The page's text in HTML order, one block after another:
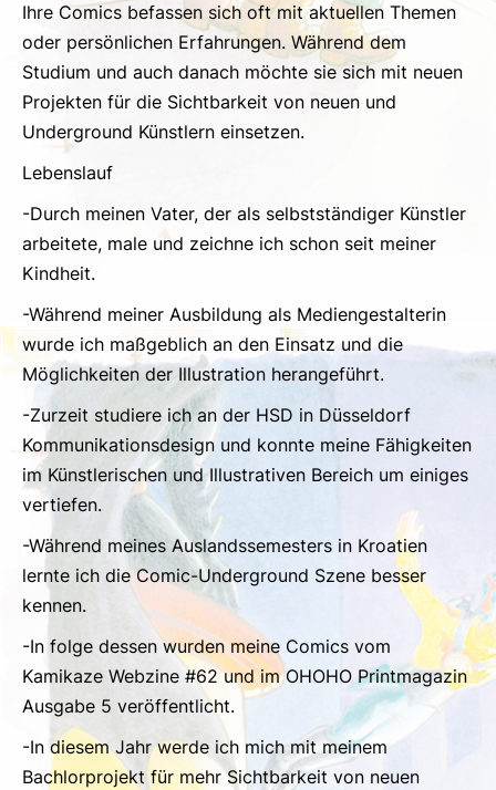
Ihre Comics befassen sich oft mit aktuellen Themen
oder persönlichen Erfahrungen. Während dem
Studium und auch danach möchte sie sich mit neuen
Projekten für die Sichtbarkeit von neuen und
Underground Künstlern einsetzen.
Lebenslauf
-Durch meinen Vater, der als selbstständiger Künstler
arbeitete, male und zeichne ich schon seit meiner
Kindheit.
-Während meiner Ausbildung als Mediengestalterin
wurde ich maßgeblich an den Einsatz und die
Möglichkeiten der Illustration herangeführt.
-Zurzeit studiere ich an der HSD in Düsseldorf
Kommunikationsdesign und konnte meine Fähigkeiten
im Künstlerischen und Illustrativen Bereich um einiges
vertiefen.
-Während meines Auslandssemesters in Kroatien
lernte ich die Comic-Underground Szene besser
kennen.
-In folge dessen wurden meine Comics vom
Kamikaze Webzine #62 und im OHOHO Printmagazin
Ausgabe 5 veröffentlicht.
-In diesem Jahr werde ich mich mit meinem
Bachlorprojekt für mehr Sichtbarkeit von neuen